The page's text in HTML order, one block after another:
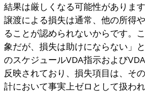
結果は厳しくなる可能性がありま
譲渡による損失は通常、他の所得
ることが認められないからです。
象だが、損失は助けにならない」
のスケジュールVDA指示および
反映されており、 損失項目は、そ
計において事実上ゼロとして扱わ